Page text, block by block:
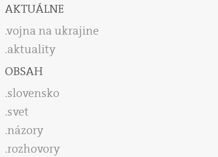
AKTUÁLNE
vojna na ukrajine
aktuality
OBSAH
slovensko
svet
názory
rozhovory